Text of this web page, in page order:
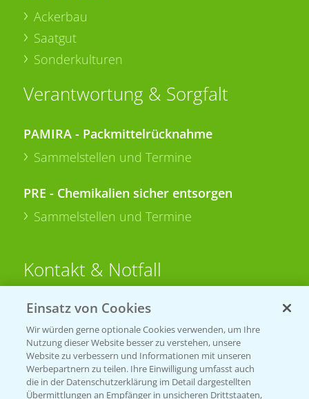
Ackerbau
Saatgut
Sonderkulturen
Verantwortung & Sorgfalt
PAMIRA - Packmittelrücknahme
Sammelstellen und Termine
PRE - Chemikalien sicher entsorgen
Sammelstellen und Termine
Kontakt & Notfall
Beratung auf WhatsApp
T.+49 (0)174 346 564 1
KONTAKT
Einsatz von Cookies
Wir würden gerne optionale Cookies verwenden, um Ihre
Nutzung dieser Website besser zu verstehen, unsere
Website zu verbessern und Informationen mit unseren
Werbepartnern zu teilen. Ihre Einwilligung umfasst auch
die in der Datenschutzerklärung im Detail dargestellten
Übermittlungen an Empfänger in unsicheren Drittstaaten,